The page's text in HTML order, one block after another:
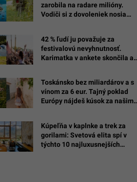
zarobila na radare milióny.
Vodiči si z dovoleniek nosia
42 % ľudí ju považuje za
festivalovú nevyhnutnosť.
Karimatka v ankete skončila až
Toskánsko bez miliardárov a s
vínom za 6 eur. Tajný poklad
Európy nájdeš kúsok za našimi
Kúpeľňa v kaplnke a trek za
gorilami: Svetová elita spí v
týchto 10 najluxusnejších